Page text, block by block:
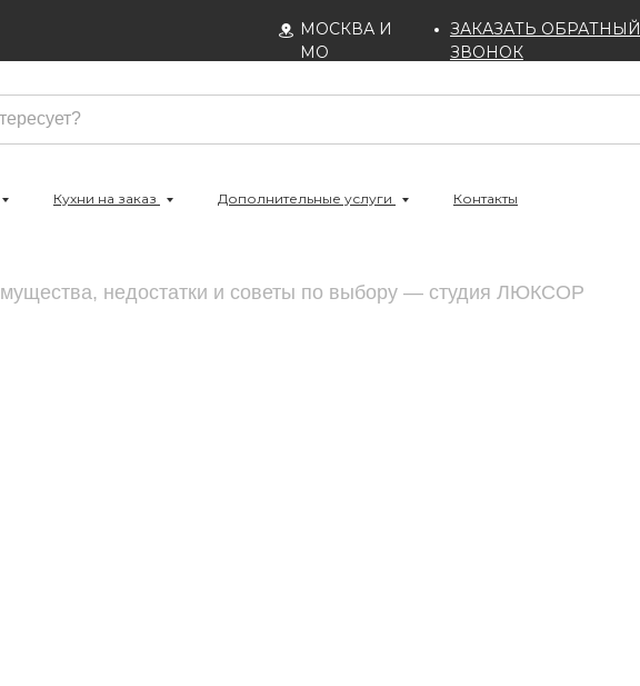
МОСКВА И
МО
ЗАКАЗАТЬ ОБРАТНЫЙ
ЗВОНОК
Кухни на заказ Дополнительные услуги Контакты
недостатки и советы по выбору — студия ЛЮКСОР